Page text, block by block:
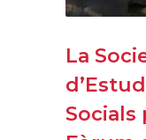
La
Socials